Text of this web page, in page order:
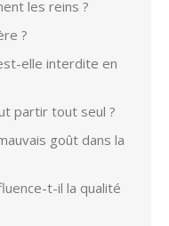
les reins ?
?
elle interdite en
partir tout seul ?
goût dans la
t-il la qualité